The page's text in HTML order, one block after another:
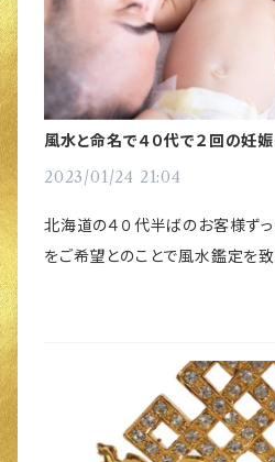
風水と命名で４０代で２回の妊
2023/01/24 21:04
北海道の４０代半ばのお客様ず
をご希望とのことで風水鑑定を